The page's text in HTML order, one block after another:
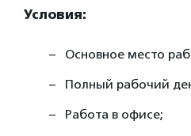
Условия:
Основное место
Полный рабочий
Работа в офисе;